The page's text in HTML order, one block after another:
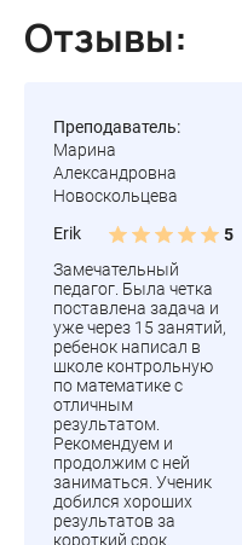
Отзывы:
Преподаватель:
Марина
Александровна
Новоскольцева
Erik
5
Замечательный
педагог. Была четка
поставлена задача и
уже через 15 занятий,
ребенок написал в
школе контрольную
по математике с
отличным
результатом.
Рекомендуем и
продолжим с ней
заниматься. Ученик
добился хороших
результатов за
короткий срок.